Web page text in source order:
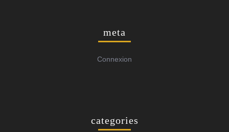
meta
Connexion
categories